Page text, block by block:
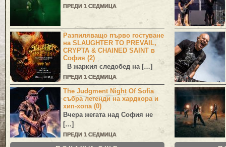
ПРЕДИ 1 СЕДМИЦА
Разпиляващо първо гостуване
на SLAUGHTER TO PREVAIL,
CRYPTA & CHAINED SAINT в
София (2)
В жаркия следобед на […]
ПРЕДИ 1 СЕДМИЦА
The Judgment Night Of Sofia
събра легенди на хардкора и
хип-хопа (0)
Вчера жегата над София не
[…]
ПРЕДИ 1 СЕДМИЦА